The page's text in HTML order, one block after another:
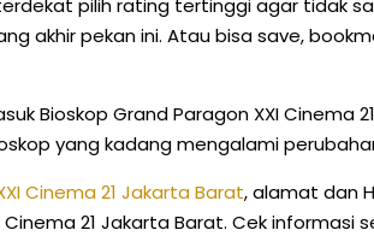
pilih rating tertinggi agar tidak
akhir pekan ini. Atau bisa save,
Bioskop Grand Paragon XXI
yang kadang mengalami
Cinema 21 Jakarta Barat, alamat dan
21 Jakarta Barat. Cek